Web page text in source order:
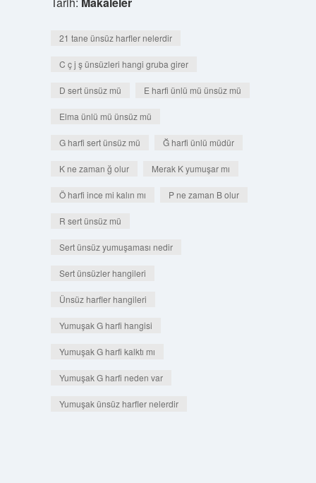
21 tane ünsüz harfler nelerdir
C ç j ş ünsüzleri hangi gruba girer
D sert ünsüz mü E harfi ünlü mü ünsüz mü
Elma ünlü mü ünsüz mü
G harfi sert ünsüz mü Ğ harfi ünlü müdür
K ne zaman ğ olur Merak K yumuşar mı
Ö harfi ince mi kalın mı P ne zaman B olur
R sert ünsüz mü
Sert ünsüz yumuşaması nedir
Sert ünsüzler hangileri
Ünsüz harfler hangileri
Yumuşak G harfi hangisi
Yumuşak G harfi kalktı mı
Yumuşak G harfi neden var
Yumuşak ünsüz harfler nelerdir